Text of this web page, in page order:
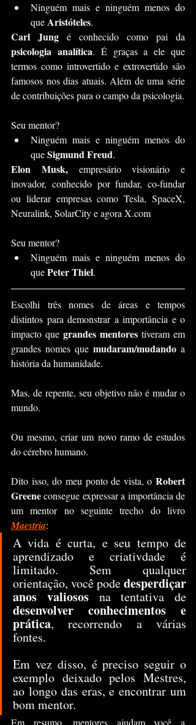
Ninguém mais e ninguém menos do
que Aristóteles.
Carl Jung
psicologia analítica. É graças a ele que
termos como introvertido e extrovertido são
famosos nos dias atuais. Além de uma série
de contribuições para o campo da psicologia.
Seu mentor?
Ninguém mais e ninguém menos do
que Sigmund Freud.
Elon Musk, empresário visionário e
inovador, conhecido por fundar, co-fundar
ou liderar empresas como Tesla, SpaceX,
Neuralink, SolarCity e agora X.com
Seu mentor?
Ninguém mais e ninguém menos do
que Peter Thiel.
Escolhi três nomes de áreas e tempos
distintos para demonstrar a importância e o
impacto que grandes mentores tiveram em
grandes nomes que mudaram/mudando a
história da humanidade.
Mas, de repente, seu objetivo não é mudar o
mundo.
Ou mesmo, criar um novo ramo de estudos
do cérebro humano.
Dito isso, do meu ponto de vista, o Robert
Greene consegue expressar a importância de
Maestria:
A vida é curta, e seu tempo de
aprendizado e criativdade é
limitado. Sem qualquer
orientação, você pode desperdiçar
anos valiosos
desenvolver conhecimentos e
prática, recorrendo a várias
fontes.
Em vez disso, é preciso seguir o
exemplo deixado pelos Mestres,
ao longo das eras, e encontrar um
bom mentor.